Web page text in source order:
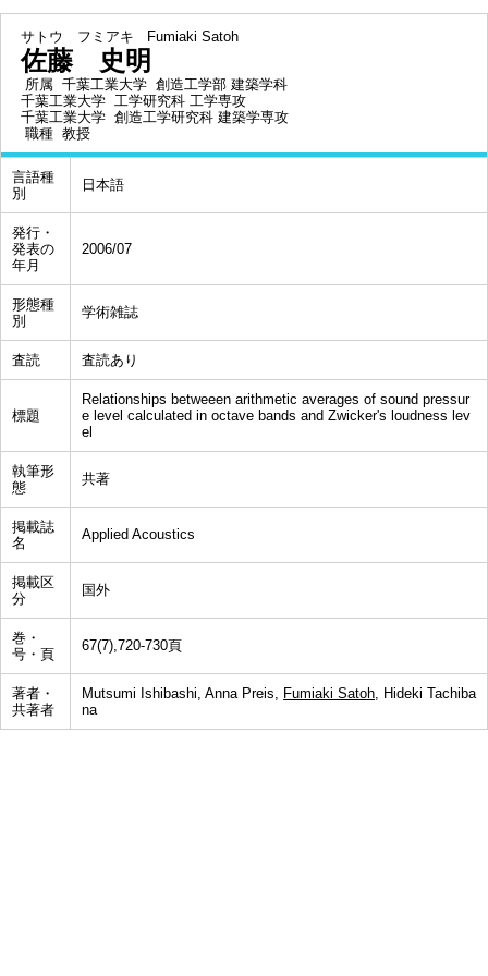
サトウ フミアキ Fumiaki Satoh
佐藤 史明
所属 千葉工業大学 創造工学部 建築学科
千葉工業大学 工学研究科 工学専攻
千葉工業大学 創造工学研究科 建築学専攻
職種 教授
言語種
別
日本語
発行・
発表の
年月
2006/07
形態種
別
学術雑誌
査読 査読あり
標題
Relationships betweeen arithmetic averages of sound pressur
e level calculated in octave bands and Zwicker's loudness lev
el
執筆形
態
共著
掲載誌
名
Applied Acoustics
掲載区
分
国外
巻・
号・頁
67(7),720-730頁
著者・
共著者
Mutsumi Ishibashi, Anna Preis, Fumiaki Satoh, Hideki Tachiba
na